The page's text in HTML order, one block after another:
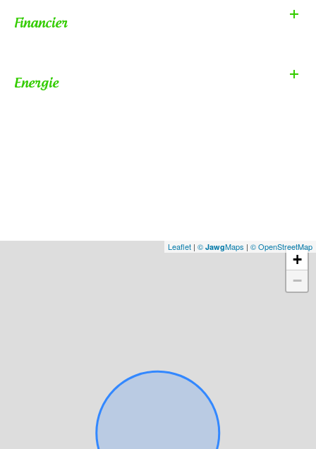
Financier
Energie
+
−
Leaflet | © JawgMaps | © OpenStreetMap